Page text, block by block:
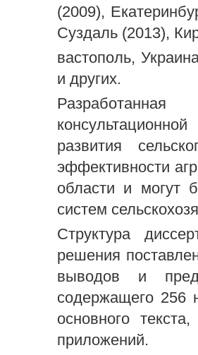
(2009),
Суздаль (2013),
вастополь,
и других.
развития
эффективности
области и могут
систем
Структура
решения
выводов и
содержащего 256
основного
приложений.